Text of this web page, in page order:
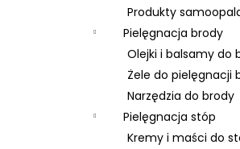
Produkty
Pielęgnacja brody
Olejki i balsamy do
Żele do pielęgnacji
Narzędzia do brody
Pielęgnacja stóp
Kremy i maści do